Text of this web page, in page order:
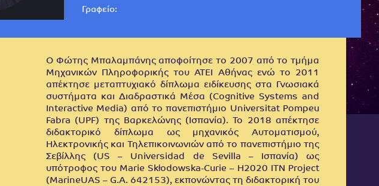
Γραφείο:
Ο Φώτης Μπαλαμπάνης αποφοίτησε το 2007 από το τμήμα
Μηχανικών Πληροφορικής του ΑΤΕΙ Αθήνας ενώ το 2011
απέκτησε μεταπτυχιακό δίπλωμα ειδίκευσης στα Γνωσιακά
συστήματα και Διαδραστικά Μέσα (Cognitive Systems and
Interactive Media) από το πανεπιστήμιο Universitat Pompeu
Fabra (UPF) της Βαρκελώνης (Ισπανία). Το 2018 απέκτησε
διδακτορικό δίπλωμα ως μηχανικός Αυτοματισμού,
Ηλεκτρονικής και Τηλεπικοινωνιών από το πανεπιστήμιο της
Σεβίλλης (US – Universidad de Sevilla – Ισπανία) ως
υπότροφος του Marie Skłodowska-Curie – H2020 ΙΤΝ Project
(MarineUAS – G.A. 642153), εκπονώντας τη διδακτορική του